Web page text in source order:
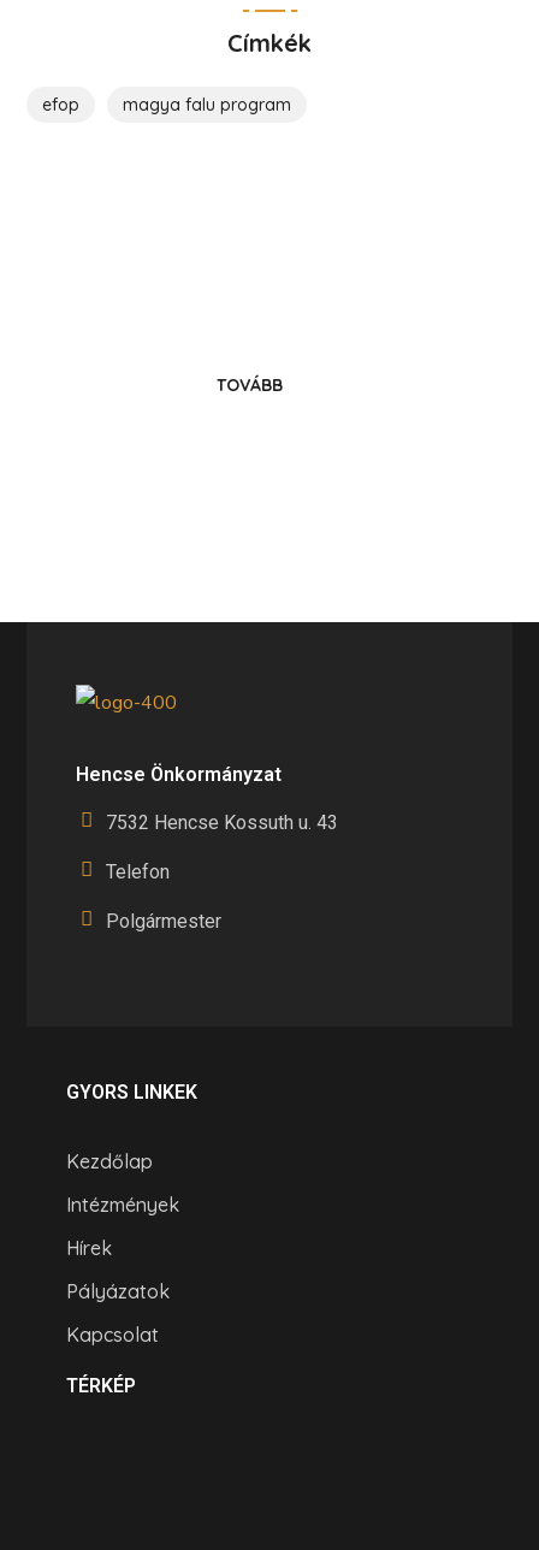
Címkék
efop magya falu program
TOVÁBB
Hencse Önkormányzat
7532 Hencse Kossuth u. 43
Telefon
Polgármester
GYORS LINKEK
Kezdőlap
Intézmények
Hírek
Pályázatok
Kapcsolat
TÉRKÉP